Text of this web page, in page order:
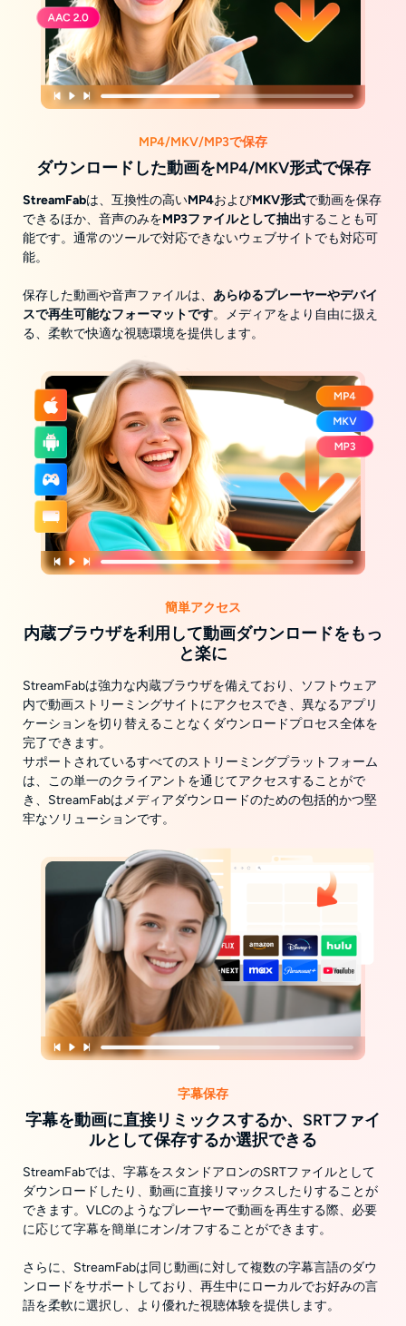
MP4/MKV/MP3で保存
ダウンロードした動画をMP4/MKV形式で保存
StreamFabは、互換性の高いMP4およびMKV形式で動画を保存
できるほか、音声のみをMP3ファイルとして抽出することも可
能です。通常のツールで対応できないウェブサイトでも対応可
能。
保存した動画や音声ファイルは、あらゆるプレーヤーやデバイ
スで再生可能なフォーマットです。メディアをより自由に扱え
る、柔軟で快適な視聴環境を提供します。
簡単アクセス
内蔵ブラウザを利用して動画ダウンロードをもっ
と楽に
StreamFabは強力な内蔵ブラウザを備えており、ソフトウェア
内で動画ストリーミングサイトにアクセスでき、異なるアプリ
ケーションを切り替えることなくダウンロードプロセス全体を
完了できます。
サポートされているすべてのストリーミングプラットフォーム
は、この単一のクライアントを通じてアクセスすることがで
き、StreamFabはメディアダウンロードのための包括的かつ堅
牢なソリューションです。
字幕保存
字幕を動画に直接リミックスするか、SRTファイ
ルとして保存するか選択できる
StreamFabでは、字幕をスタンドアロンのSRTファイルとして
ダウンロードしたり、動画に直接リマックスしたりすることが
できます。VLCのようなプレーヤーで動画を再生する際、必要
に応じて字幕を簡単にオン/オフすることができます。
さらに、StreamFabは同じ動画に対して複数の字幕言語のダウ
ンロードをサポートしており、再生中にローカルでお好みの言
語を柔軟に選択し、より優れた視聴体験を提供します。